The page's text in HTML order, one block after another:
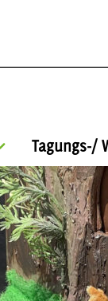
Tagungs-/